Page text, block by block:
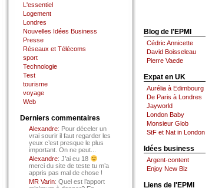
L'essentiel
Logement
Londres
Nouvelles Idées Business
Presse
Réseaux et Télécoms
sport
Technologie
Test
tourisme
voyage
Web
Derniers commentaires
Alexandre: Pour déceler un
vrai sourir il faut regarder les
yeux c’est presque le plus
important. On ne peut...
Alexandre: J’ai eu 18
merci du site de teste tu m’a
appris pas mal de chose !
MR Varin: Quel est l’apport
Blog de l'EPMI
Cédric Annicette
David Boisseleau
Pierre Vaede
Expat en UK
Aurélia à Edimbourg
De Paris à Londres
Jayworld
London Baby
Monsieur Glob
StF et Nat in London
Idées business
Argent-content
Enjoy New Biz
Liens de l'EPMI